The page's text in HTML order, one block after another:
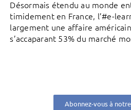
Désormais étendu au monde
timidement en France, l’#e-
largement une affaire
s’accaparant 53% du marché
Abonnez-vous à